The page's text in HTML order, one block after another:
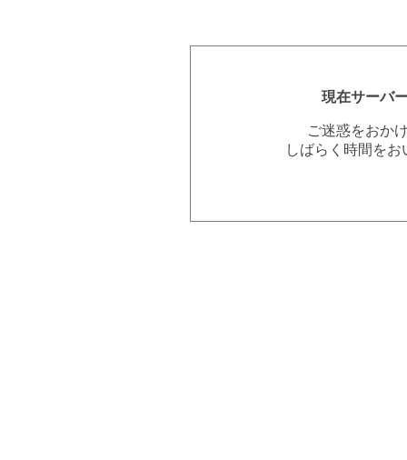
現在サーバ
ご迷惑をおか
しばらく時間を